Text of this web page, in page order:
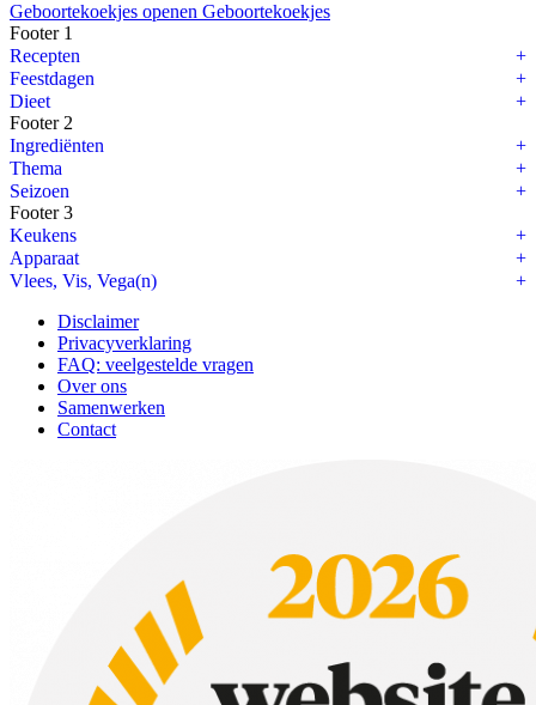
Geboortekoekjes openen Geboortekoekjes
Footer 1
Recepten
Feestdagen
Dieet
Footer 2
Ingrediënten
Thema
Seizoen
Footer 3
Keukens
Apparaat
Vlees, Vis, Vega(n)
Disclaimer
Privacyverklaring
FAQ: veelgestelde vragen
Over ons
Samenwerken
Contact